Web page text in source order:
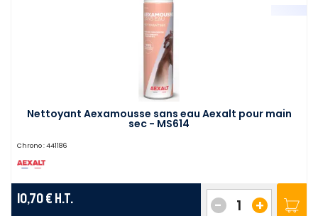
Nettoyant Aexamousse sans eau Aexalt pour main
sec - MS614
Chrono : 441186
10,70 € H.T. +
-